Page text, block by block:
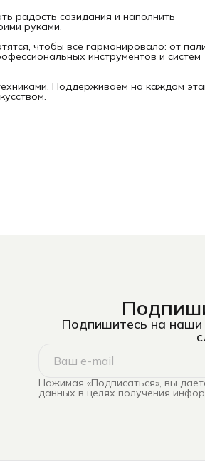
радость созидания и наполнить
руками.
чтобы всё гармонировало: от
инструментов и систем
Поддерживаем на каждом
Подпишитесь на наши
Нажимая «Подписаться», вы
данных в целях получения